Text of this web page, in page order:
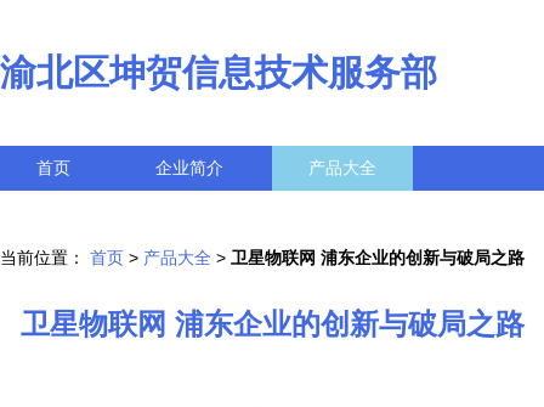
渝北区坤贺信息技术服务部
首页 企业简介 产品大全
当前位置： 首页 > 产品大全 > 卫星物联网 浦东企业的创新与破局之路
卫星物联网 浦东企业的创新与破局之路